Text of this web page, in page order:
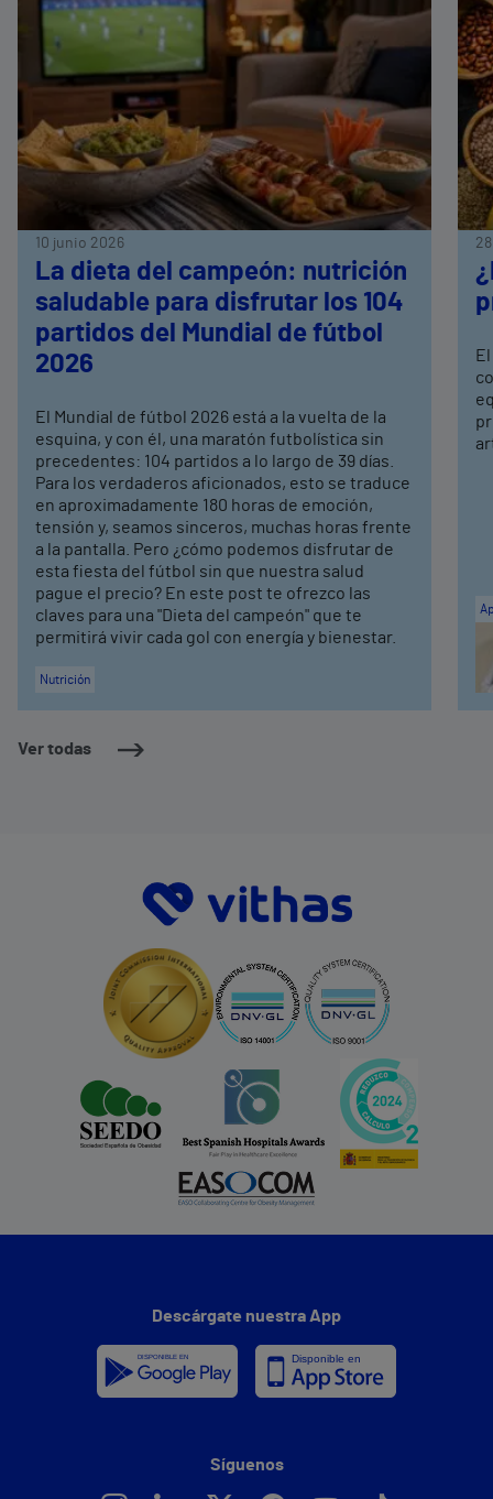
Ver todas
10 junio 2026
La dieta del campeón: nutrición
saludable para disfrutar los 104
partidos del Mundial de fútbol
2026
El Mundial de fútbol 2026 está a la vuelta de la
esquina, y con él, una maratón futbolística sin
precedentes: 104 partidos a lo largo de 39 días.
Para los verdaderos aficionados, esto se traduce
en aproximadamente 180 horas de emoción,
tensión y, seamos sinceros, muchas horas frente
a la pantalla. Pero ¿cómo podemos disfrutar de
esta fiesta del fútbol sin que nuestra salud
pague el precio? En este post te ofrezco las
claves para una "Dieta del campeón" que te
permitirá vivir cada gol con energía y bienestar.
Nutrición
Descárgate nuestra App
Síguenos